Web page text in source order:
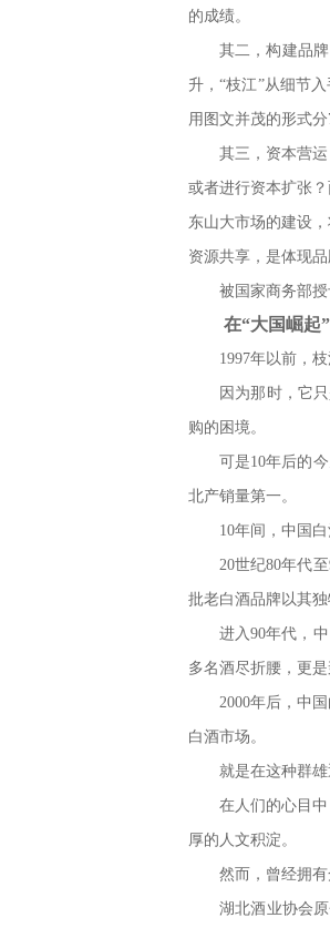
的成绩。
其二，构建品
升，“枝江”从细节
用图文并茂的形式分
其三，资本营
或者进行资本扩张
东山大市场的建设
资源共享，是体现
被国家商务部
在“大国崛起”
1997年以前，
因为那时，它
购的困境。
可是10年后的
北产销量第一。
10年间，中国
20世纪80年代至
批老白酒品牌以其
进入90年代，
多名酒尽折腰，更
2000年后，中
白酒市场。
就是在这种群
在人们的心目
厚的人文积淀。
然而，曾经拥
湖北酒业协会